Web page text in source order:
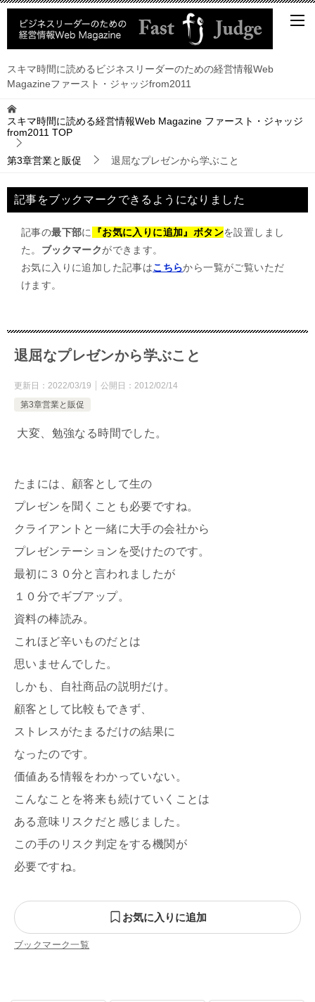
スキマ時間に読めるビジネスリーダーのための経営情報Web
Magazineファースト・ジャッジfrom2011
スキマ時間に読める経営情報Web Magazine ファースト・ジャッジ
from2011 TOP
第3章営業と販促 退屈なプレゼンから学ぶこと
記事をブックマークできるようになりました
記事の最下部に 『お気に入りに追加』ボタンを設置しまし
た。 ブックマークができます。
お気に入りに追加した記事はこちらから一覧がご覧いただ
けます。
退屈なプレゼンから学ぶこと
更新日： 2022/03/19 公開日： 2012/02/14
第3章営業と販促
大変、勉強なる時間でした。
たまには、顧客として生の
プレゼンを聞くことも必要ですね。
クライアントと一緒に大手の会社から
プレゼンテーションを受けたのです。
最初に３０分と言われましたが
１０分でギブアップ。
資料の棒読み。
これほど辛いものだとは
思いませんでした。
しかも、自社商品の説明だけ。
顧客として比較もできず、
ストレスがたまるだけの結果に
なったのです。
価値ある情報をわかっていない。
こんなことを将来も続けていくことは
ある意味リスクだと感じました。
この手のリスク判定をする機関が
必要ですね。
お気に入りに追加
ブックマーク一覧